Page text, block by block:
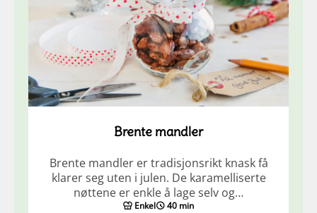
Brente mandler
Brente mandler er tradisjonsrikt knask få
klarer seg uten i julen. De karamelliserte
nøttene er enkle å lage selv og…
Enkel 40 min